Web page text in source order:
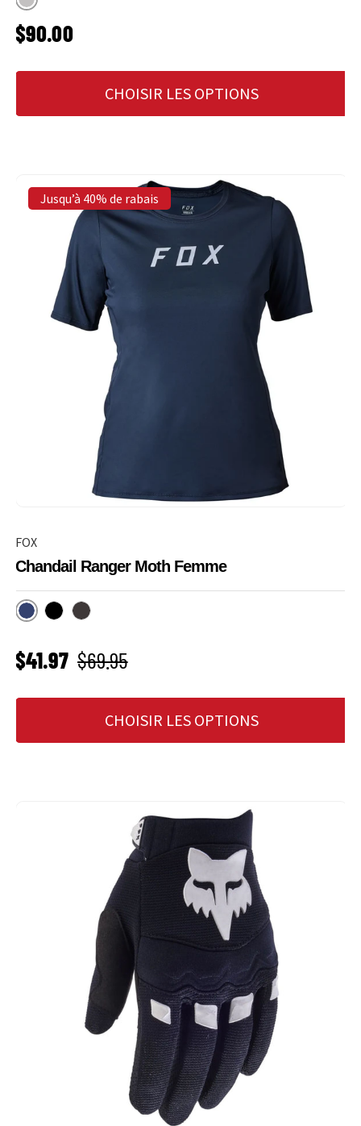
Granite Grey
PRIX HABITUEL
$90.00
CHOISIR LES OPTIONS
Jusqu’à 40% de rabais
FOX
Chandail Ranger Moth Femme
Midnight
Noir Dark Shadow
PRIX SOLDÉ
$41.97 Prix habituel
$69.95
CHOISIR LES OPTIONS